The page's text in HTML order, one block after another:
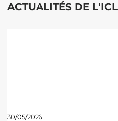
ACTUALITÉS DE L'ICL
30/05/2026